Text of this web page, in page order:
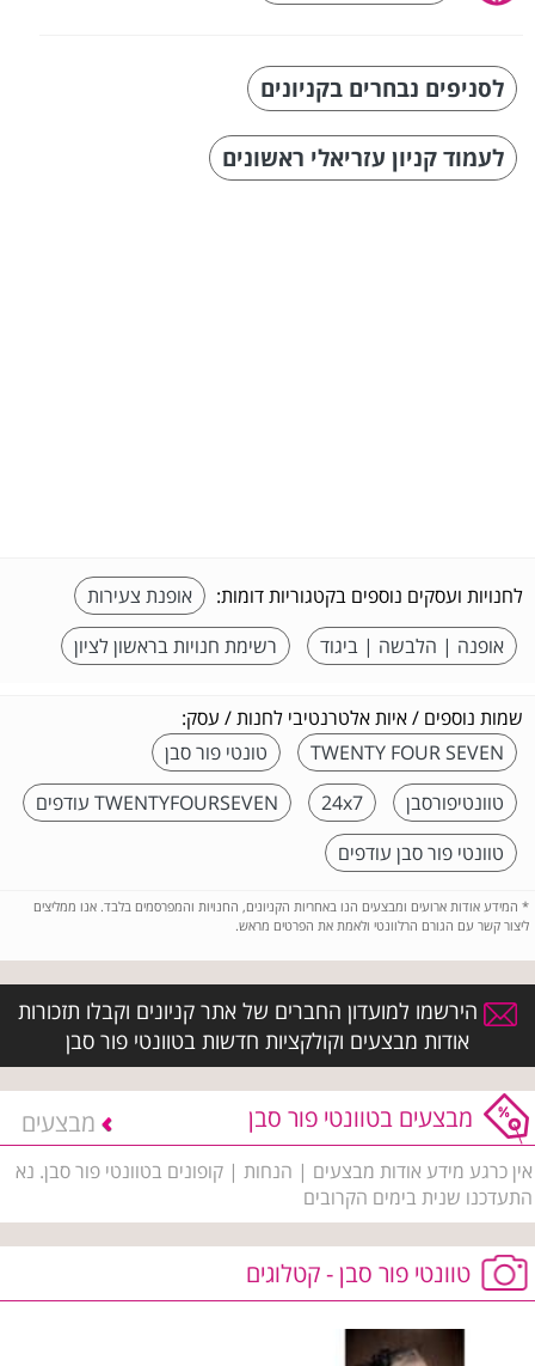
לסניפים נבחרים בקניונים
לעמוד קניון עזריאלי ראשונים
לחנויות ועסקים נוספים בקטגוריות דומות:
אופנת צעירות
אופנה | הלבשה | ביגוד
רשימת חנויות בראשון לציון
שמות נוספים / איות אלטרנטיבי לחנות / עסק:
TWENTY FOUR SEVEN
טונטי פור סבן
טוונטיפורסבן
24x7
TWENTYFOURSEVEN עודפים
טוונטי פור סבן עודפים
* המידע אודות ארועים ומבצעים הנו באחריות הקניונים, החנויות והמפרסמים בלבד. אנו ממליצים
ליצור קשר עם הגורם הרלוונטי ולאמת את הפרטים מראש.
הירשמו למועדון החברים של אתר קניונים וקבלו תזכורות
אודות מבצעים וקולקציות חדשות בטוונטי פור סבן
מבצעים בטוונטי פור סבן מבצעים
אין כרגע מידע אודות מבצעים | הנחות | קופונים בטוונטי פור סבן. נא
התעדכנו שנית בימים הקרובים
טוונטי פור סבן - קטלוגים